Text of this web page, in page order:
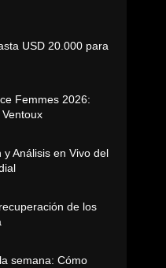
USD 20.000 para
Femmes 2026:
Análisis en Vivo del
de los
semana: Cómo